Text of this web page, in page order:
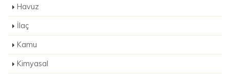
Havuz
İlaç
Kamu
Kimyasal